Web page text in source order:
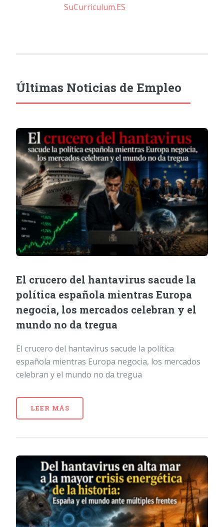
SuCurriculum.ES
Últimas Noticias de Empleo
El crucero del hantavirus sacude la
política española mientras Europa
negocia, los mercados celebran y el
mundo no da tregua
El crucero del hantavirus sacude la política
española mientras Europa negocia, los mercados
celebran y el mundo no da tregua
LEER MÁS